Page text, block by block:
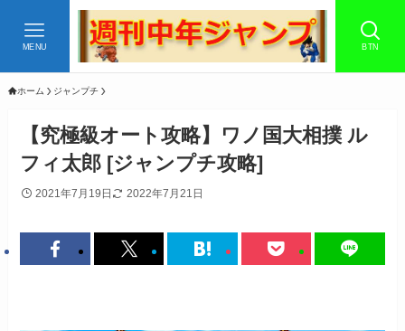
BTN
MENU
ホーム ジャンプチ
【究極級オート攻略】ワノ国大相撲 ル
フィ太郎 [ジャンプチ攻略]
2021年7月19日 2022年7月21日